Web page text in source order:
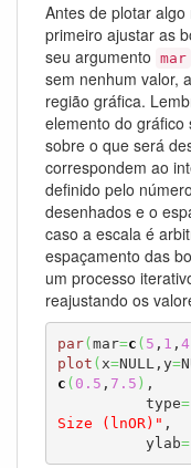
Antes de plotar
primeiro ajustar as
seu argumento mar
sem nenhum valor,
região gráfica.
elemento do gráfico
sobre o que será
correspondem ao
definido pelo
desenhados e o
caso a escala é
espaçamento das
um processo
reajustando os
par(mar=c ( 5 , 1 , 4
plot ( x=NULL,y=
c ( 0.5 , 7.5 ) ,
          type
=
Size (lnOR)" ,
          ylab
=